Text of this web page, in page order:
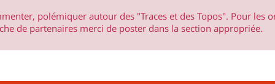
polémiquer autour des "Traces et des Topos". Pour les
de partenaires merci de poster dans la section appropriée.